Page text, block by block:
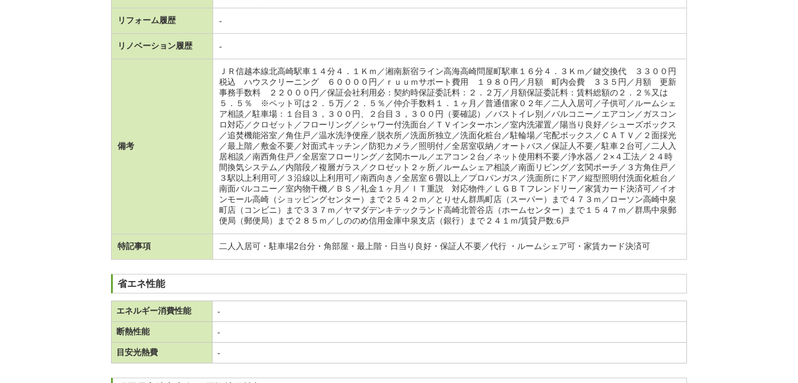
リフォーム履歴 -
リノベーション履歴 -
備考
ＪＲ信越本線北高崎駅車１４分４．１Ｋｍ／湘南新宿ライン高海高崎問屋町駅車１６分４．３Ｋｍ／鍵交換代 ３３００円
税込 ハウスクリーニング ６００００円／ｒｕｕｍサポート費用 １９８０円／月額 町内会費 ３３５円／月額 更新
事務手数料 ２２０００円／保証会社利用必：契約時保証委託料：２．２万／月額保証委託料：賃料総額の２．２％又は
５．５％ ※ペット可は２．５万／２．５％／仲介手数料１．１ヶ月／普通借家０２年／二人入居可／子供可／ルームシェ
ア相談／駐車場：１台目３，３００円、２台目３，３００円（要確認）／バストイレ別／バルコニー／エアコン／ガスコン
ロ対応／クロゼット／フローリング／シャワー付洗面台／ＴＶインターホン／室内洗濯置／陽当り良好／シューズボックス
／追焚機能浴室／角住戸／温水洗浄便座／脱衣所／洗面所独立／洗面化粧台／駐輪場／宅配ボックス／ＣＡＴＶ／２面採光
／最上階／敷金不要／対面式キッチン／防犯カメラ／照明付／全居室収納／オートバス／保証人不要／駐車２台可／二人入
居相談／南西角住戸／全居室フローリング／玄関ホール／エアコン２台／ネット使用料不要／浄水器／２×４工法／２４時
間換気システム／内階段／複層ガラス／クロゼット２ヶ所／ルームシェア相談／南面リビング／玄関ポーチ／３方角住戸／
３駅以上利用可／３沿線以上利用可／南西向き／全居室６畳以上／プロパンガス／洗面所にドア／縦型照明付洗面化粧台／
南面バルコニー／室内物干機／ＢＳ／礼金１ヶ月／ＩＴ重説 対応物件／ＬＧＢＴフレンドリー／家賃カード決済可／イオ
ンモール高崎（ショッピングセンター）まで２５４２ｍ／とりせん群馬町店（スーパー）まで４７３ｍ／ローソン高崎中泉
町店（コンビニ）まで３３７ｍ／ヤマダデンキテックランド高崎北菅谷店（ホームセンター）まで１５４７ｍ／群馬中泉郵
便局（郵便局）まで２８５ｍ／しののめ信用金庫中泉支店（銀行）まで２４１ｍ/賃貸戸数:6戸
特記事項 二人入居可・駐車場2台分・角部屋・最上階・日当り良好・保証人不要／代行 ・ルームシェア可・家賃カード決済可
省エネ性能
エネルギー消費性能 -
断熱性能 -
目安光熱費 -